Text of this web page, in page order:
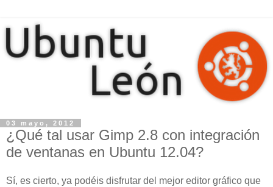
03 mayo, 2012
¿Qué tal usar Gimp 2.8 con integración
de ventanas en Ubuntu 12.04?
Sí, es cierto, ya podéis disfrutar del mejor editor gráfico que